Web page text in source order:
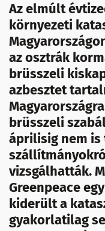
Az elmúlt
környezeti
az osztrák
brüsszeli
azbesztet
brüsszeli
áprilisig nem is
vizsgálhatták.
Greenpeace
kiderült a
gyakorlatilag